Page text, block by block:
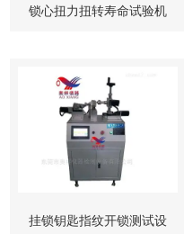
锁心扭力扭转寿命试验机
挂锁钥匙指纹开锁测试设